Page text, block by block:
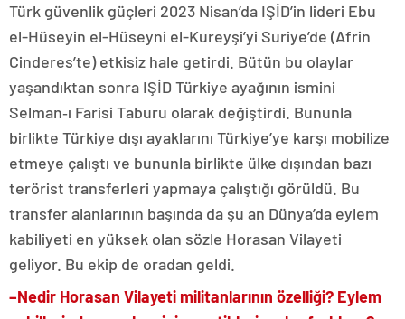
Türk güvenlik güçleri 2023 Nisan’da IŞİD’in lideri Ebu
el-Hüseyin el-Hüseyni el-Kureyşi’yi Suriye’de (Afrin
Cinderes’te) etkisiz hale getirdi. Bütün bu olaylar
yaşandıktan sonra IŞİD Türkiye ayağının ismini
Selman‐ı Farisi Taburu olarak değiştirdi. Bununla
birlikte Türkiye dışı ayaklarını Türkiye’ye karşı mobilize
etmeye çalıştı ve bununla birlikte ülke dışından bazı
terörist transferleri yapmaya çalıştığı görüldü. Bu
transfer alanlarının başında da şu an Dünya’da eylem
kabiliyeti en yüksek olan sözle Horasan Vilayeti
geliyor. Bu ekip de oradan geldi.
–Nedir Horasan Vilayeti militanlarının özelliği? Eylem